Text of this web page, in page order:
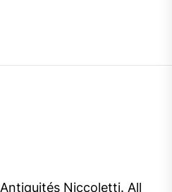
Antiquités Niccoletti. All